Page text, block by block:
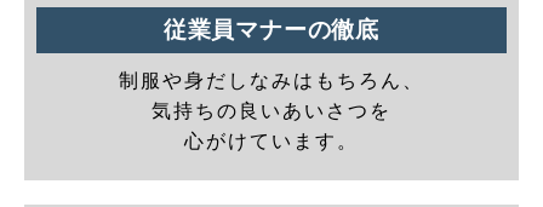
従業員マナーの徹底
制服や身だしなみはもちろん、
気持ちの良いあいさつを
心がけています。